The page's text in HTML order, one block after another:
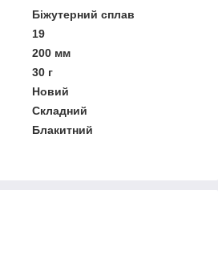
Біжутерний сплав
19
200 мм
30 г
Новий
Складний
Блакитний